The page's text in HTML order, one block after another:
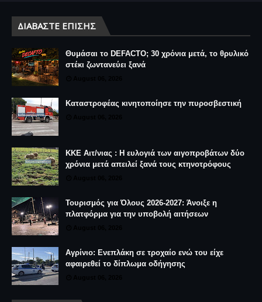
ΔΙΑΒΆΣΤΕ ΕΠΊΣΗΣ
Θυμάσαι το DEFACTO; 30 χρόνια μετά, το θρυλικό
στέκι ζωντανεύει ξανά
Καταστροφέας κινητοποίησε την πυροσβεστική
ΚΚΕ Αιτ/νιας : Η ευλογιά των αιγοπροβάτων δύο
χρόνια μετά απειλεί ξανά τους κτηνοτρόφους
Τουρισμός για Όλους 2026-2027: Άνοιξε η
πλατφόρμα για την υποβολή αιτήσεων
Αγρίνιο: Ενεπλάκη σε τροχαίο ενώ του είχε
αφαιρεθεί το δίπλωμα οδήγησης